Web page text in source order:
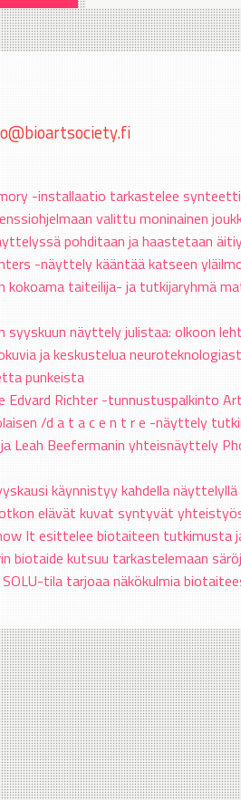
-installaatio tarkastelee
valittu moninainen
pohditaan ja haastetaan
-näyttely kääntää katseen
kokoama taiteilija- ja tutkijaryhmä
syyskuun näyttely julistaa: olkoon
ja keskustelua
punkeista
Edvard Richter -tunnustuspalkinto
/d a t a c e n t r e -näyttely
Leah Beefermanin yhteisnäyttely
käynnistyy kahdella näyttelyllä
elävät kuvat syntyvät
It esittelee biotaiteen tutkimusta
biotaide kutsuu tarkastelemaan
tila tarjoaa näkökulmia